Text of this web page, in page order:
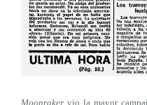
Moonraker vio la mayor